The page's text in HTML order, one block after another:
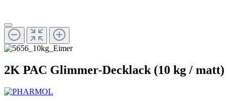
2K PAC Glimmer-Decklack (10 kg / matt)